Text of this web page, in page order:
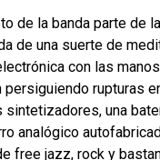
de la banda parte de
de una suerte de
con las
rupturas
una
analógico
free jazz, rock y